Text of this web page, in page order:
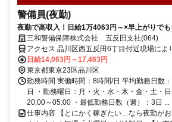
警備員(夜勤)
夜勤で高収入！日給1万4063円～×早上がりで
三和警備保障株式会社 五反田支社(064)
アクセス 品川区西五反田6丁目付近現場によ
地相談可■電話面接■来社不要
日給14,063円～17,463円
東京都東京23区品川区
勤務時間 実働時間：8時間/日 平均勤務日数
日 ・勤務曜日：月・火・水・木・金・土・
20:00～05:00 ・最低勤務日数（週）：3日 ...
仕事内容 【とにかく稼ぎたい…なら夜勤がお